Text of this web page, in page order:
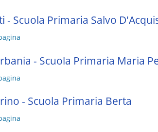
- Scuola Primaria Salvo
- Scuola Primaria Maria
- Scuola Primaria Berta